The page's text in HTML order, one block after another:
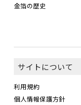
金箔の歴史
サイトについて
利用規約
個人情報保護方針